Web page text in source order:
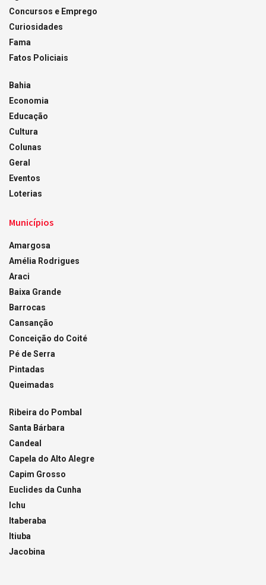
Concursos e Emprego
Curiosidades
Fama
Fatos Policiais
Bahia
Economia
Educação
Cultura
Colunas
Geral
Eventos
Loterias
Municípios
Amargosa
Amélia Rodrigues
Araci
Baixa Grande
Barrocas
Cansanção
Conceição do Coité
Pé de Serra
Pintadas
Queimadas
Ribeira do Pombal
Santa Bárbara
Candeal
Capela do Alto Alegre
Capim Grosso
Euclides da Cunha
Ichu
Itaberaba
Itiuba
Jacobina